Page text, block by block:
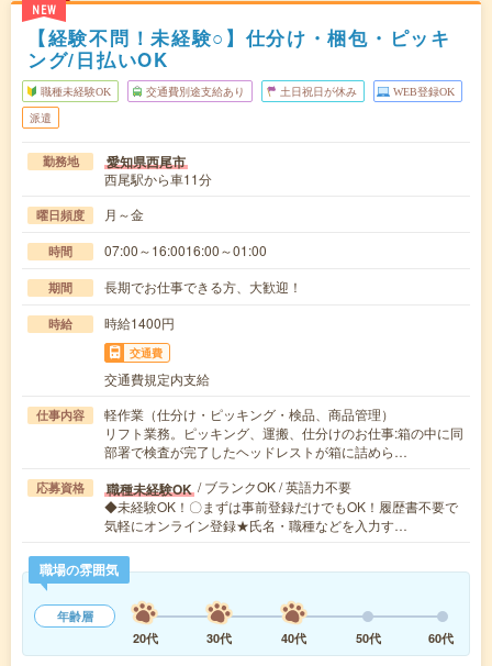
NEW
【経験不問！未経験○】仕分け・梱包・ピッキ
ング/日払いOK
職種未経験OK 交通費別途支給あり 土日祝日が休み WEB登録OK
派遣
勤務地 愛知県西尾市
西尾駅から車11分
曜日頻度 月～金
時間 07:00～16:0016:00～01:00
期間 長期でお仕事できる方、大歓迎！
時給 時給1400円
交通費
交通費規定内支給
仕事内容
軽作業（仕分け・ピッキング・検品、商品管理）
リフト業務。ピッキング、運搬、仕分けのお仕事:箱の中に同
部署で検査が完了したヘッドレストが箱に詰めら…
応募資格 職種未経験OK / ブランクOK / 英語力不要
◆未経験OK！〇まずは事前登録だけでもOK！履歴書不要で
気軽にオンライン登録★氏名・職種などを入力す…
職場の雰囲気
年齢層
20代
30代 40代 50代 60代